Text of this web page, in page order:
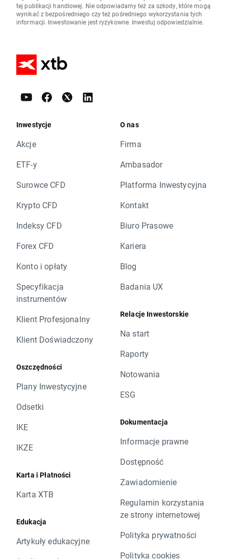
tej publikacji handlowej. Nie odpowiadamy też za szkody, które mogą
wynikać z bezpośredniego czy też pośredniego wykorzystania tych
informacji. Inwestowanie jest ryzykowne. Inwestuj odpowiedzialnie.
Inwestycje
Akcje
ETF-y
Surowce CFD
Krypto CFD
Indeksy CFD
Forex CFD
Konto i opłaty
Specyfikacja
instrumentów
Klient Profesjonalny
Klient Doświadczony
Oszczędności
Plany Inwestycyjne
Odsetki
IKE
IKZE
Karta i Płatności
Karta XTB
Edukacja
Artykuły edukacyjne
O nas
Firma
Ambasador
Platforma Inwestycyjna
Kontakt
Biuro Prasowe
Kariera
Blog
Badania UX
Relacje Inwestorskie
Na start
Raporty
Notowania
ESG
Dokumentacja
Informacje prawne
Dostępność
Zawiadomienie
Regulamin korzystania
ze strony internetowej
Polityka prywatności
Polityka cookies